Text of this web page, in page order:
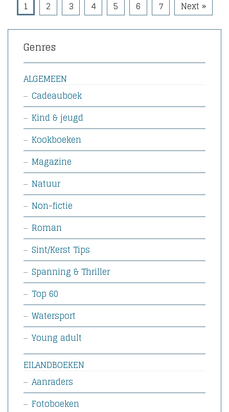
1 2 3 4 5 6 7 Next »
Genres
ALGEMEEN
Cadeauboek
Kind & jeugd
Kookboeken
Magazine
Natuur
Non-fictie
Roman
Sint/Kerst Tips
Spanning & Thriller
Top 60
Watersport
Young adult
EILANDBOEKEN
Aanraders
Fotoboeken